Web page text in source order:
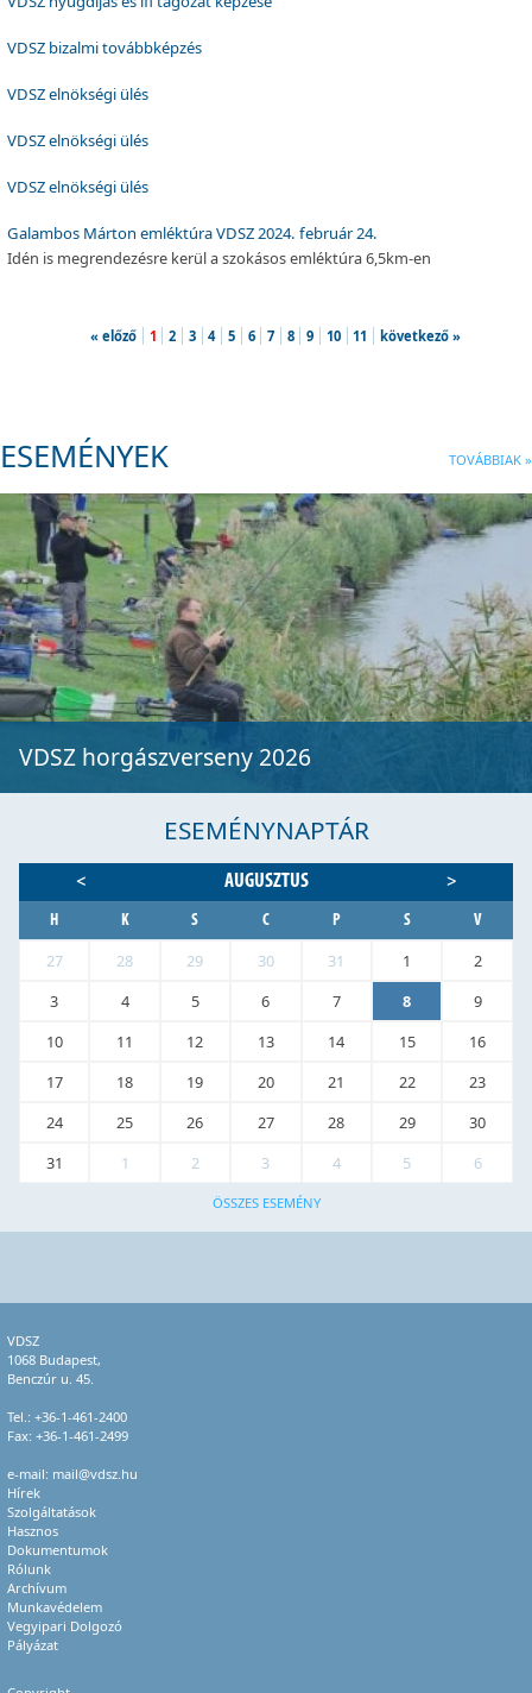
VDSZ bizalmi továbbképzés
VDSZ elnökségi ülés
VDSZ elnökségi ülés
VDSZ elnökségi ülés
Galambos Márton emléktúra VDSZ 2024. február 24.
Idén is megrendezésre kerül a szokásos emléktúra 6,5km-en
« előző 1 2 3 4 5 6 7 8 9 10 11 következő »
ESEMÉNYEK TOVÁBBIAK »
VDSZ horgászverseny 2026
ESEMÉNYNAPTÁR
< AUGUSZTUS >
H K S C P S V
27 28 29 30 31 1
2
3
4 5 6 7 8
9
10
11 12 13 14 15
16
17
18 19 20 21 22
23
24
25 26 27 28 29
30
31
1 2 3 4 5 6
ÖSSZES ESEMÉNY
VDSZ
1068 Budapest,
Benczúr u. 45.
Tel.: +36-1-461-2400
Fax: +36-1-461-2499
e-mail: mail@vdsz.hu
Hírek
Szolgáltatások
Hasznos
Dokumentumok
Rólunk
Archívum
Munkavédelem
Vegyipari Dolgozó
Pályázat